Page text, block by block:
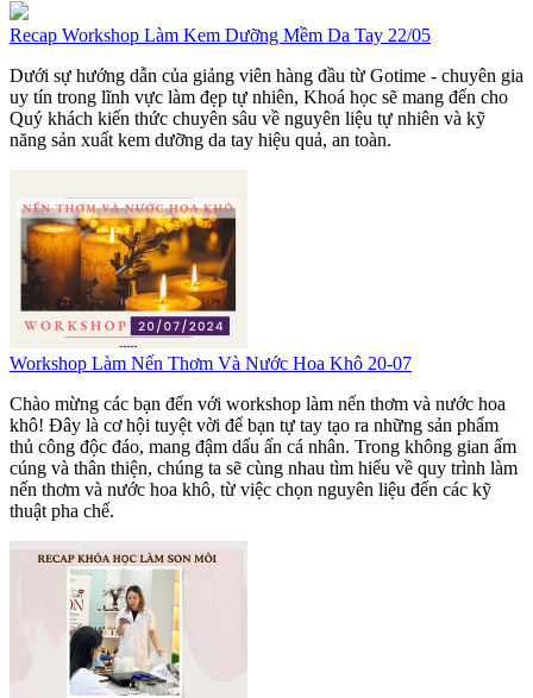
Recap Workshop Làm Kem Dưỡng Mềm Da Tay 22/05
Dưới sự hướng dẫn của giảng viên hàng đầu từ Gotime - chuyên gia
uy tín trong lĩnh vực làm đẹp tự nhiên, Khoá học sẽ mang đến cho
Quý khách kiến thức chuyên sâu về nguyên liệu tự nhiên và kỹ
năng sản xuất kem dưỡng da tay hiệu quả, an toàn.
Workshop Làm Nến Thơm Và Nước Hoa Khô 20-07
Chào mừng các bạn đến với workshop làm nến thơm và nước hoa
khô! Đây là cơ hội tuyệt vời để bạn tự tay tạo ra những sản phẩm
thủ công độc đáo, mang đậm dấu ấn cá nhân. Trong không gian ấm
cúng và thân thiện, chúng ta sẽ cùng nhau tìm hiểu về quy trình làm
nến thơm và nước hoa khô, từ việc chọn nguyên liệu đến các kỹ
thuật pha chế.